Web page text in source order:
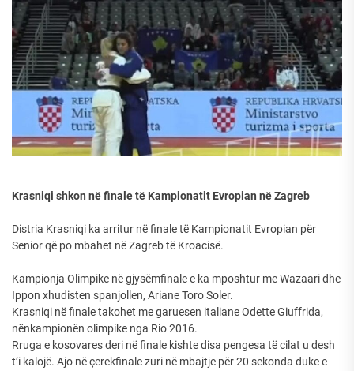
Krasniqi shkon në finale të Kampionatit Evropian në Zagreb
Distria Krasniqi ka arritur në finale të Kampionatit Evropian për
Senior që po mbahet në Zagreb të Kroacisë.
Kampionja Olimpike në gjysëmfinale e ka mposhtur me Wazaari dhe
Ippon xhudisten spanjollen, Ariane Toro Soler.
Krasniqi në finale takohet me garuesen italiane Odette Giuffrida,
nënkampionën olimpike nga Rio 2016.
Rruga e kosovares deri në finale kishte disa pengesa të cilat u desh
t’i kalojë. Ajo në çerekfinale zuri në mbajtje për 20 sekonda duke e